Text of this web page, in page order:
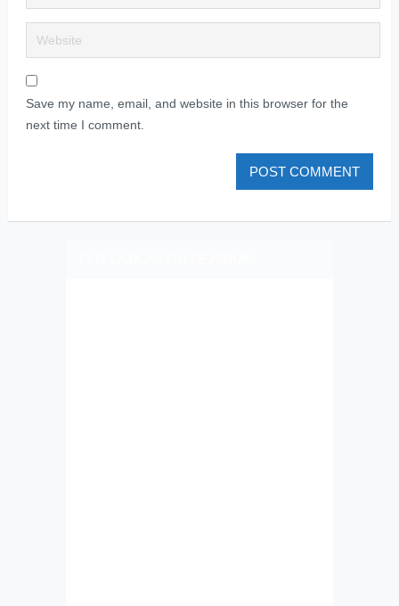
Save my name, email, and website in this browser for the
next time I comment.